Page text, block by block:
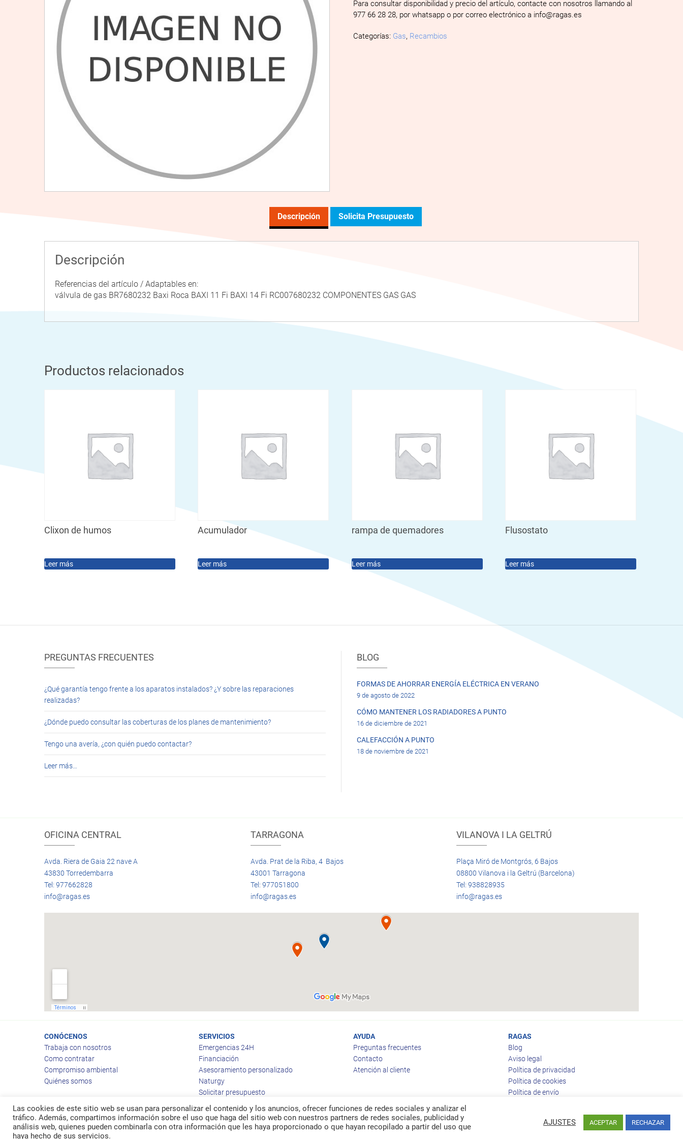
Para consultar disponibilidad y precio del artículo, contacte con nosotros llamando al
977 66 28 28, por whatsapp o por correo electrónico a info@ragas.es
Categorías: Gas, Recambios
Descripción Solicita Presupuesto
Descripción
Referencias del artículo / Adaptables en:
válvula de gas BR7680232 Baxi Roca BAXI 11 Fi BAXI 14 Fi RC007680232 COMPONENTES GAS GAS
Productos relacionados
Clixon de humos
Leer más
Acumulador
Leer más
rampa de quemadores
Leer más
Flusostato
Leer más
PREGUNTAS FRECUENTES
¿Qué garantía tengo frente a los aparatos instalados? ¿Y sobre las reparaciones
realizadas?
¿Dónde puedo consultar las coberturas de los planes de mantenimiento?
Tengo una avería, ¿con quién puedo contactar?
Leer más…
BLOG
FORMAS DE AHORRAR ENERGÍA ELÉCTRICA EN VERANO
9 de agosto de 2022
CÓMO MANTENER LOS RADIADORES A PUNTO
16 de diciembre de 2021
CALEFACCIÓN A PUNTO
18 de noviembre de 2021
OFICINA CENTRAL
Avda. Riera de Gaia 22 nave A
43830 Torredembarra
Tel: 977662828
info@ragas.es
TARRAGONA
Avda. Prat de la Riba, 4 Bajos
43001 Tarragona
Tel: 977051800
info@ragas.es
VILANOVA I LA GELTRÚ
Plaça Miró de Montgrós, 6 Bajos
08800 Vilanova i la Geltrú (Barcelona)
Tel: 938828935
info@ragas.es
CONÓCENOS
Trabaja con nosotros
Como contratar
Compromiso ambiental
Quiénes somos
SERVICIOS
Emergencias 24H
Financiación
Asesoramiento personalizado
Naturgy
Solicitar presupuesto
AYUDA
Preguntas frecuentes
Contacto
Atención al cliente
RAGAS
Blog
Aviso legal
Política de privacidad
Política de cookies
Política de envío
© 2026Ragas
Las cookies de este sitio web se usan para personalizar el contenido y los anuncios, ofrecer funciones de redes sociales y analizar el
tráfico. Además, compartimos información sobre el uso que haga del sitio web con nuestros partners de redes sociales, publicidad y
análisis web, quienes pueden combinarla con otra información que les haya proporcionado o que hayan recopilado a partir del uso que
haya hecho de sus servicios.
AJUSTES ACEPTAR RECHAZAR